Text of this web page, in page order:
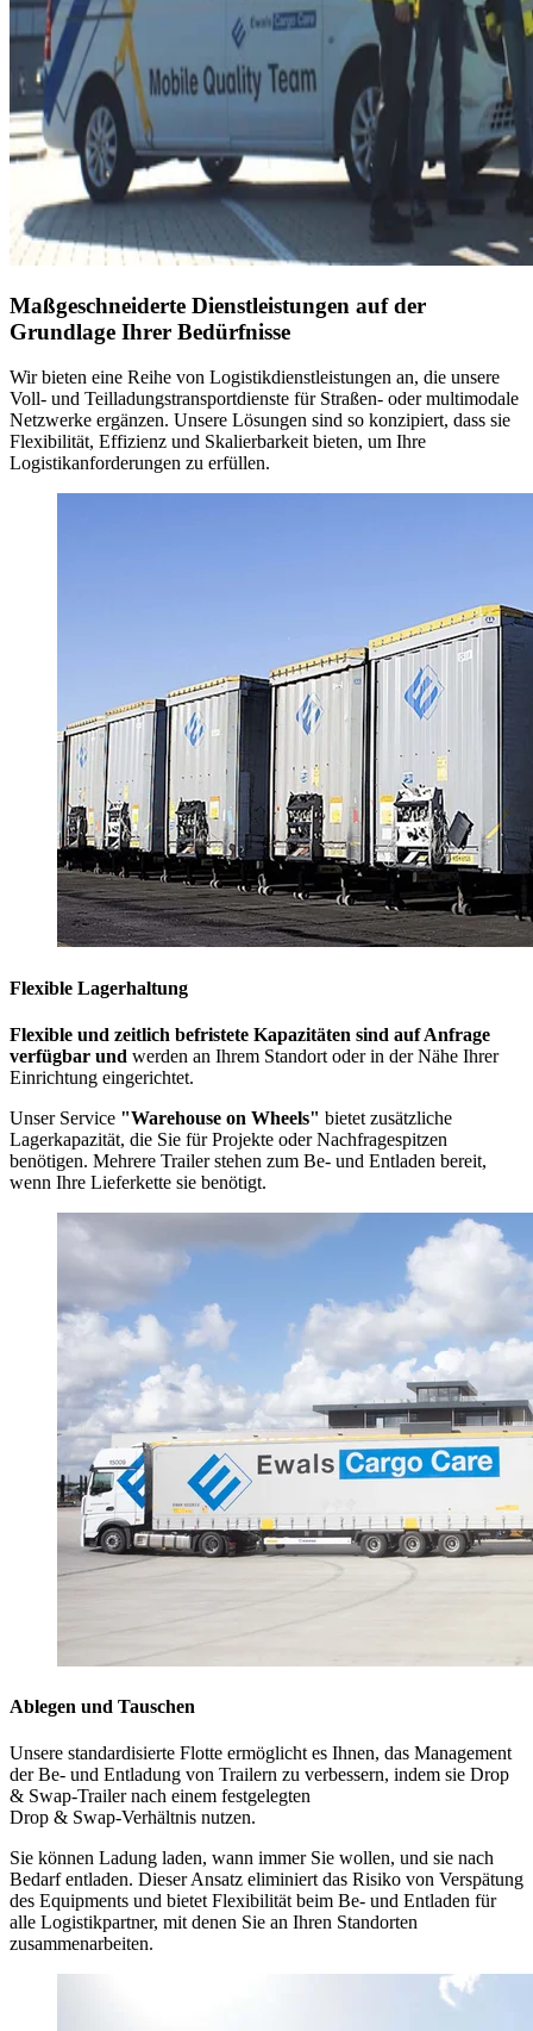
Maßgeschneiderte Dienstleistungen auf der
Grundlage Ihrer Bedürfnisse
Wir bieten eine Reihe von Logistikdienstleistungen an, die unsere
Voll- und Teilladungstransportdienste für Straßen- oder multimodale
Netzwerke ergänzen. Unsere Lösungen sind so konzipiert, dass sie
Flexibilität, Effizienz und Skalierbarkeit bieten, um Ihre
Logistikanforderungen zu erfüllen.
Flexible Lagerhaltung
Flexible und zeitlich befristete Kapazitäten sind auf Anfrage
verfügbar und werden an Ihrem Standort oder in der Nähe Ihrer
Einrichtung eingerichtet.
Unser Service "Warehouse on Wheels" bietet zusätzliche
Lagerkapazität, die Sie für Projekte oder Nachfragespitzen
benötigen. Mehrere Trailer stehen zum Be- und Entladen bereit,
wenn Ihre Lieferkette sie benötigt.
Ablegen und Tauschen
Unsere standardisierte Flotte ermöglicht es Ihnen, das Management
der Be- und Entladung von Trailern zu verbessern, indem sie Drop
& Swap-Trailer nach einem festgelegten
Drop & Swap-Verhältnis nutzen.
Sie können Ladung laden, wann immer Sie wollen, und sie nach
Bedarf entladen. Dieser Ansatz eliminiert das Risiko von Verspätung
des Equipments und bietet Flexibilität beim Be- und Entladen für
alle Logistikpartner, mit denen Sie an Ihren Standorten
zusammenarbeiten.